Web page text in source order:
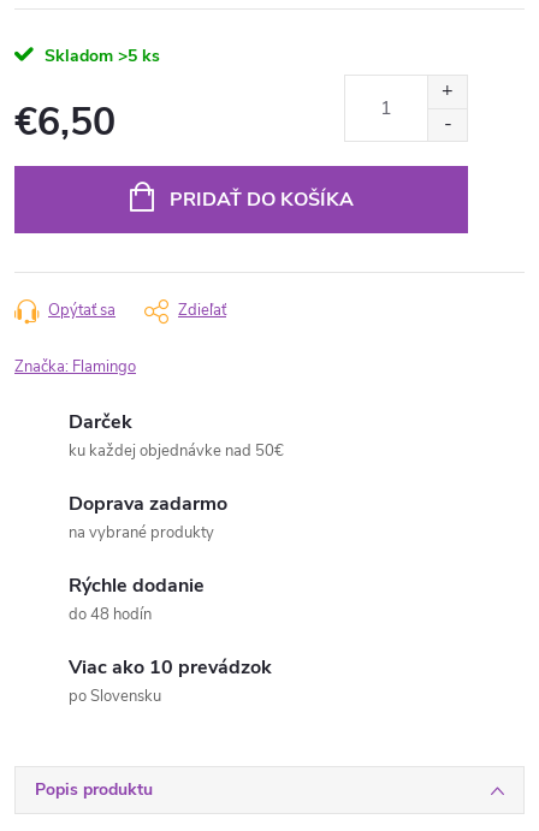
Skladom >5 ks
€6,50
PRIDAŤ DO KOŠÍKA
Opýtať sa Zdieľať
Značka: Flamingo
Darček
ku každej objednávke nad 50€
Doprava zadarmo
na vybrané produkty
Rýchle dodanie
do 48 hodín
Viac ako 10 prevádzok
po Slovensku
Popis produktu